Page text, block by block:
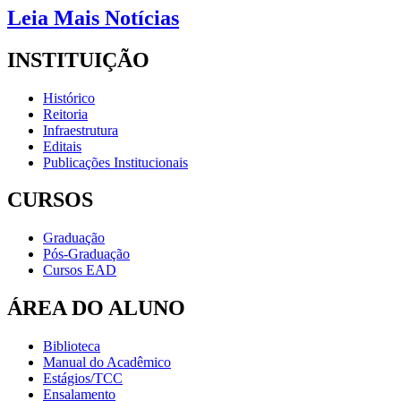
Leia Mais Notícias
INSTITUIÇÃO
Histórico
Reitoria
Infraestrutura
Editais
Publicações Institucionais
CURSOS
Graduação
Pós-Graduação
Cursos EAD
ÁREA DO ALUNO
Biblioteca
Manual do Acadêmico
Estágios/TCC
Ensalamento